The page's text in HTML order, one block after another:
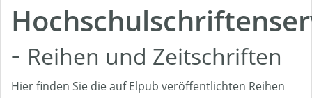
- Reihen und Zeitschriften
Hier finden Sie die auf Elpub veröffentlichten Reihen